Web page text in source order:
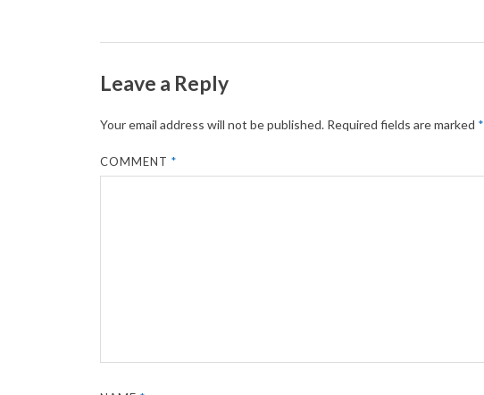
Leave a Reply
Your email address will not be published. Required fields are marked *
COMMENT*